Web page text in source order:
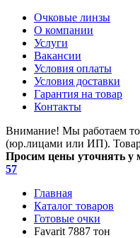
Очковые линзы
O компании
Услуги
Вакансии
Условия оплаты
Условия доставки
Гарантия на товар
Контакты
Внимание! Мы работаем
(юр.лицами или ИП). Товар
Просим цены уточнять у
57
Главная
Каталог товаров
Готовые очки
Favarit 7887 тон